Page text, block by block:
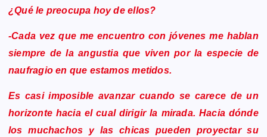
¿Qué le preocupa hoy de ellos?
-Cada vez que me encuentro con jóvenes me hablan
siempre de la angustia que viven por la especie de
naufragio en que estamos metidos.
Es casi imposible avanzar cuando se carece de un
horizonte hacia el cual dirigir la mirada. Hacia dónde
los muchachos y las chicas pueden proyectar su